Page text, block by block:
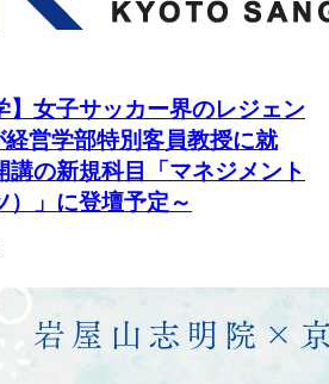
】女子サッカー界のレジェン
経営学部特別客員教授に就
講の新規科目「マネジメント
）」に登壇予定～